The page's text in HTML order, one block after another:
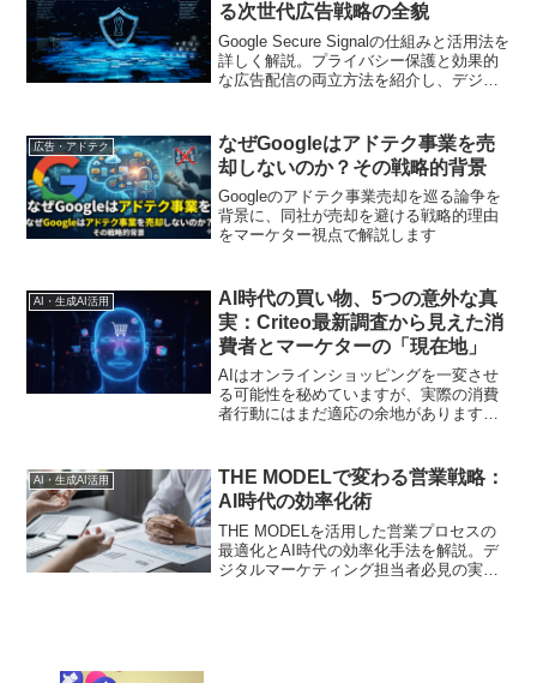
る次世代広告戦略の全貌
Google Secure Signalの仕組みと活用法を
詳しく解説。プライバシー保護と効果的
な広告配信の両立方法を紹介し、デジタ
広告・アドテク
なぜGoogleはアドテク事業を売
却しないのか？その戦略的背景
Googleのアドテク事業売却を巡る論争を
背景に、同社が売却を避ける戦略的理由
をマーケター視点で解説します
AI・生成AI活用
AI時代の買い物、5つの意外な真
実：Criteo最新調査から見えた消
費者とマーケターの「現在地」
AIはオンラインショッピングを一変させ
る可能性を秘めていますが、実際の消費
者行動にはまだ適応の余地があります。
AI・生成AI活用
THE MODELで変わる営業戦略：
AI時代の効率化術
THE MODELを活用した営業プロセスの
最適化とAI時代の効率化手法を解説。デ
ジタルマーケティング担当者必見の実践